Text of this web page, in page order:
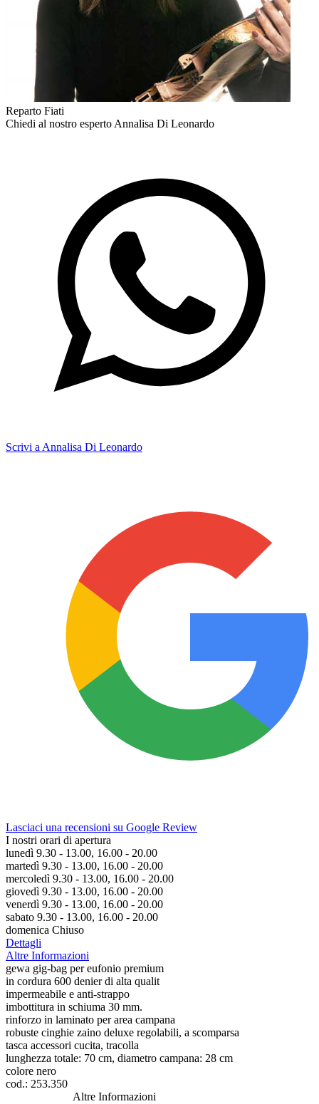
Reparto Fiati
Chiedi al nostro esperto Annalisa Di Leonardo
Scrivi a Annalisa Di Leonardo
Lasciaci una recensioni su Google Review
I nostri orari di apertura
lunedì 9.30 - 13.00, 16.00 - 20.00
martedì 9.30 - 13.00, 16.00 - 20.00
mercoledì 9.30 - 13.00, 16.00 - 20.00
giovedì 9.30 - 13.00, 16.00 - 20.00
venerdì 9.30 - 13.00, 16.00 - 20.00
sabato 9.30 - 13.00, 16.00 - 20.00
domenica Chiuso
Dettagli
Altre Informazioni
gewa gig-bag per eufonio premium
in cordura 600 denier di alta qualit
impermeabile e anti-strappo
imbottitura in schiuma 30 mm.
rinforzo in laminato per area campana
robuste cinghie zaino deluxe regolabili, a scomparsa
tasca accessori cucita, tracolla
lunghezza totale: 70 cm, diametro campana: 28 cm
colore nero
cod.: 253.350
Altre Informazioni